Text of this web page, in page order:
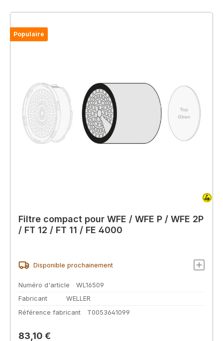
Populaire
Filtre compact pour WFE / WFE P / WFE 2P
/ FT 12 / FT 11 / FE 4000
Disponible prochainement
Numéro d'article
WL16509
Fabricant
WELLER
Référence fabricant
T0053641099
Prix régulier :
83,10 €